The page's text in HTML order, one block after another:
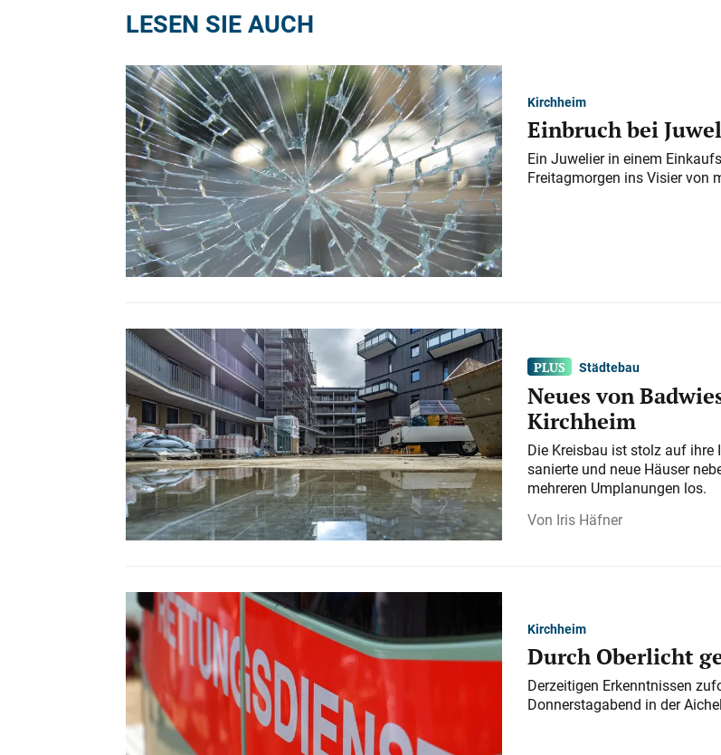
LESEN SIE AUCH
Kirchheim
Einbruch bei
Ein Juwelier in einem
Freitagmorgen ins Visier von
Städtebau
Neues von
Kirchheim
Die Kreisbau ist stolz auf ihre
sanierte und neue Häuser
mehreren Umplanungen los.
Iris Häfner
Kirchheim
Durch Oberlicht
Derzeitigen Erkenntnissen
Donnerstagabend in der